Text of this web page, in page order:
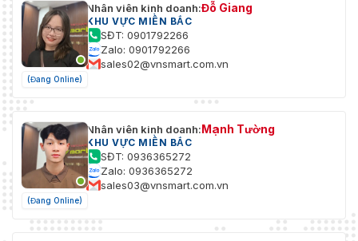
(Đang Online)
Nhân viên kinh doanh:Đỗ Giang
KHU VỰC MIỀN BẮC
SĐT: 0901792266
Zalo: 0901792266
sales02@vnsmart.com.vn
(Đang Online)
Nhân viên kinh doanh:Mạnh Tường
KHU VỰC MIỀN BẮC
SĐT: 0936365272
Zalo: 0936365272
sales03@vnsmart.com.vn